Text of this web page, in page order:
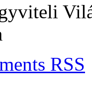
RSS